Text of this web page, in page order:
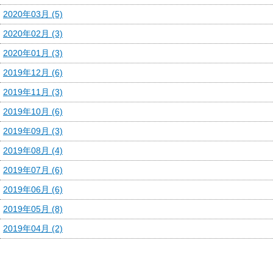
2020年03月 (5)
2020年02月 (3)
2020年01月 (3)
2019年12月 (6)
2019年11月 (3)
2019年10月 (6)
2019年09月 (3)
2019年08月 (4)
2019年07月 (6)
2019年06月 (6)
2019年05月 (8)
2019年04月 (2)